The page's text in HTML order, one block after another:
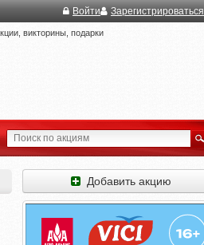
Войти Зарегистрироваться
викторины, подарки
Добавить акцию